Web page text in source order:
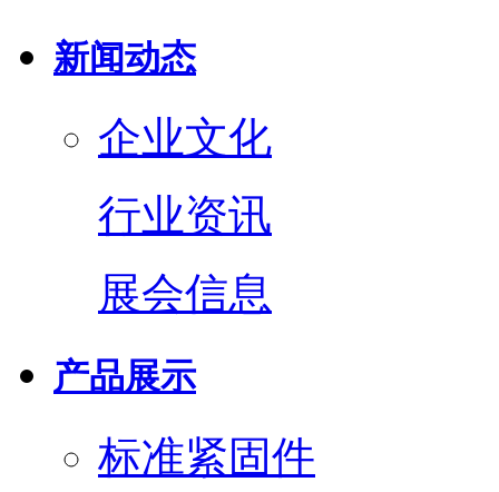
新闻动态
企业文化
行业资讯
展会信息
产品展示
标准紧固件